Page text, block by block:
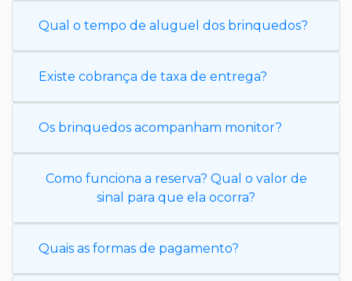
Qual o tempo de aluguel dos brinquedos?
Existe cobrança de taxa de entrega?
Os brinquedos acompanham monitor?
Como funciona a reserva? Qual o valor de
sinal para que ela ocorra?
Quais as formas de pagamento?